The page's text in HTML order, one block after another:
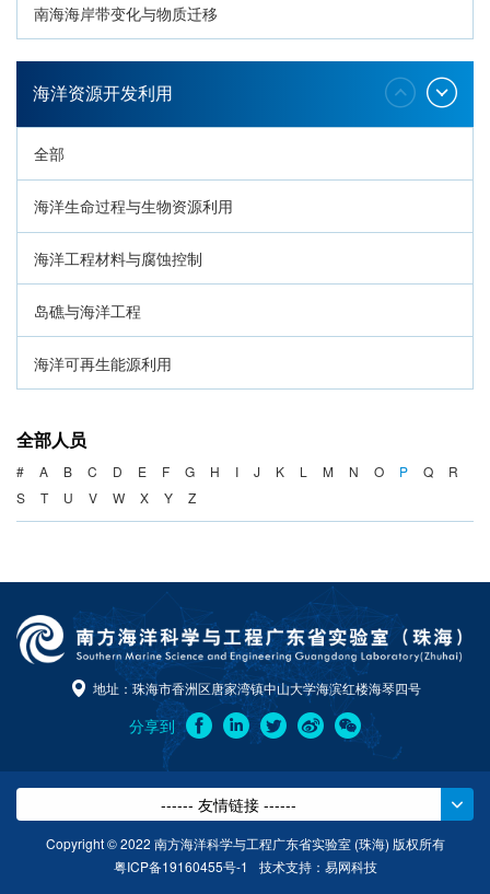
南海海岸带变化与物质迁移
环南海地质过程与灾害响应
海洋资源开发利用
全部
海洋生命过程与生物资源利用
海洋工程材料与腐蚀控制
岛礁与海洋工程
海洋可再生能源利用
海洋产业与政策
海洋可持续发展
全部人员
# A B C D E F G H I J K L M N O P Q
R
S
T U V W X Y Z
地址：珠海市香洲区唐家湾镇中山大学海滨红楼海琴四号
分享到
------ 友情链接 ------
Copyright © 2022 南方海洋科学与工程广东省实验室 (珠海) 版权所有
粤ICP备19160455号-1
技术支持： 易网科技